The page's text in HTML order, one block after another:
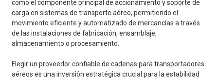
como el componente principal de accionamiento y soporte de
carga en sistemas de transporte aéreo, permitiendo el
movimiento eficiente y automatizado de mercancías a través
de las instalaciones de fabricación, ensamblaje,
almacenamiento o procesamiento.
Elegir un proveedor confiable de cadenas para transportadores
aéreos es una inversión estratégica crucial para la estabilidad